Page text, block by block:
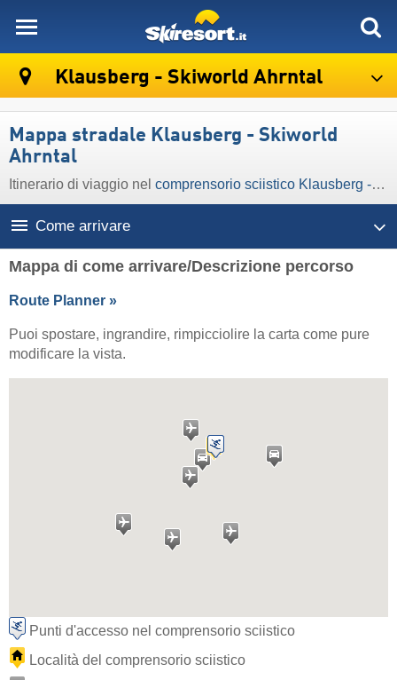
Klausberg - Skiworld Ahrntal
Mappa stradale Klausberg - Skiworld
Ahrntal
Itinerario di viaggio nel comprensorio sciistico Klausberg - Skiworld Ahrntal
Come arrivare
Mappa di come arrivare/Descrizione percorso
Route Planner »
Puoi spostare, ingrandire, rimpicciolire la carta come pure
modificare la vista.
Punti d'accesso nel comprensorio sciistico
Località del comprensorio sciistico